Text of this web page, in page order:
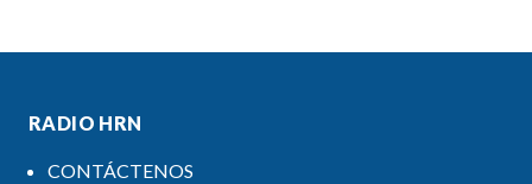
RADIO HRN
CONTÁCTENOS